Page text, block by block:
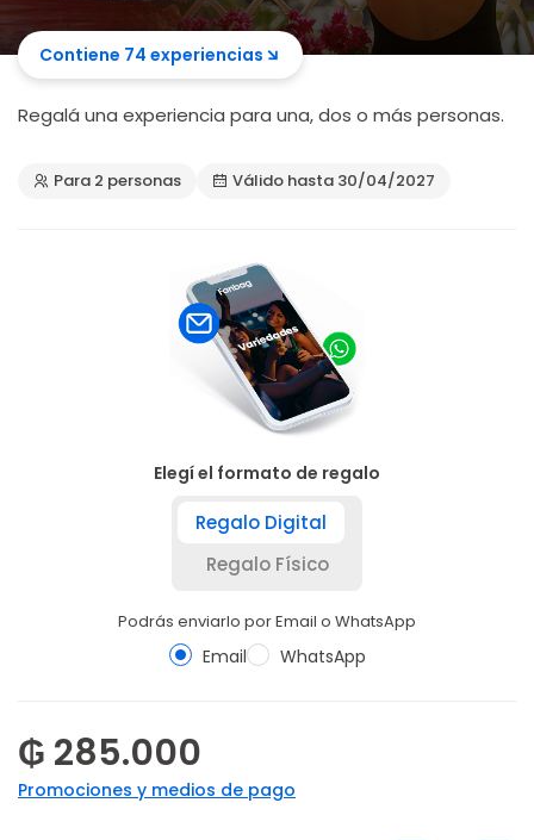
Contiene 74 experiencias
Regalá una experiencia para una, dos o más personas.
Para 2 personas Válido hasta 30/04/2027
Elegí el formato de regalo
Regalo Digital
Regalo Físico
Podrás enviarlo por Email o WhatsApp
Email WhatsApp
₲ 285.000
Promociones y medios de pago